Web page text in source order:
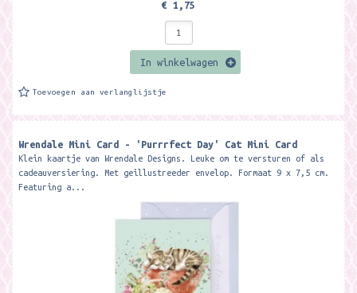
€ 1,75
In winkelwagen
Toevoegen aan verlanglijstje
Wrendale Mini Card - 'Purrrfect Day' Cat Mini Card ​
Klein kaartje van Wrendale Designs. Leuke om te versturen of als
cadeauversiering. Met geillustreeder envelop. Formaat 9 x 7,5 cm.
Featuring a...